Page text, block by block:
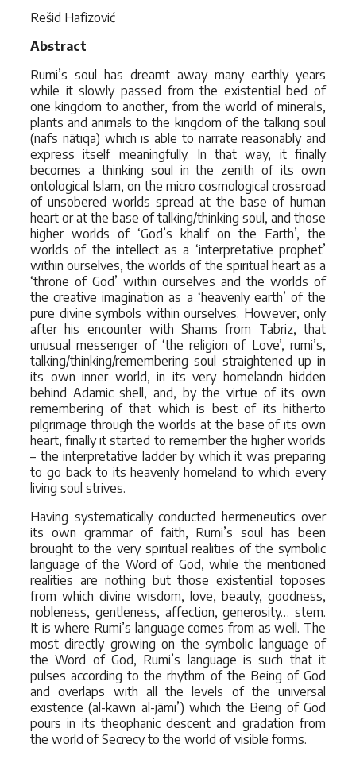
Rešid Hafizović
Abstract
Rumi’s soul has dreamt away many earthly years
while it slowly passed from the existential bed of
one kingdom to another, from the world of minerals,
plants and animals to the kingdom of the talking soul
(nafs nātiqa) which is able to narrate reasonably and
express itself meaningfully. In that way, it finally
becomes a thinking soul in the zenith of its own
ontological Islam, on the micro cosmological crossroad
of unsobered worlds spread at the base of human
heart or at the base of talking/thinking soul, and those
higher worlds of ‘God’s khalif on the Earth’, the
worlds of the intellect as a ‘interpretative prophet’
within ourselves, the worlds of the spiritual heart as a
‘throne of God’ within ourselves and the worlds of
the creative imagination as a ‘heavenly earth’ of the
pure divine symbols within ourselves. However, only
after his encounter with Shams from Tabriz, that
unusual messenger of ‘the religion of Love’, rumi’s,
talking/thinking/remembering soul straightened up in
its own inner world, in its very homelandn hidden
behind Adamic shell, and, by the virtue of its own
remembering of that which is best of its hitherto
pilgrimage through the worlds at the base of its own
heart, finally it started to remember the higher worlds
– the interpretative ladder by which it was preparing
to go back to its heavenly homeland to which every
living soul strives.
Having systematically conducted hermeneutics over
its own grammar of faith, Rumi’s soul has been
brought to the very spiritual realities of the symbolic
language of the Word of God, while the mentioned
realities are nothing but those existential toposes
from which divine wisdom, love, beauty, goodness,
nobleness, gentleness, affection, generosity… stem.
It is where Rumi’s language comes from as well. The
most directly growing on the symbolic language of
the Word of God, Rumi’s language is such that it
pulses according to the rhythm of the Being of God
and overlaps with all the levels of the universal
existence (al-kawn al-jāmi’) which the Being of God
pours in its theophanic descent and gradation from
the world of Secrecy to the world of visible forms.